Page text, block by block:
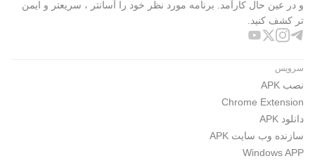
و در عین حال کارآمد. برنامه مورد نظر خود را آسانتر ، سریعتر و ایمن
تر کشف کنید.
سرویس
نصب APK
Chrome Extension
دانلود APK
سازنده وب سایت APK
Windows APP